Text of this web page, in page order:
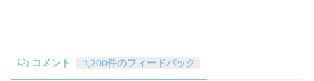
コメント 1,200件のフィードバック